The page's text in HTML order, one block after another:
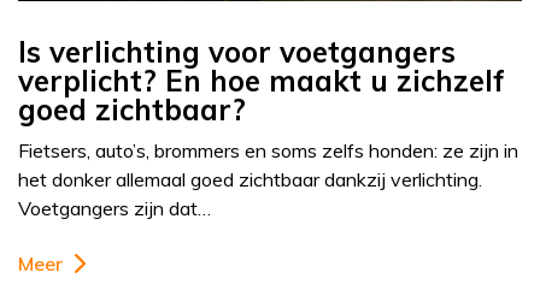
Is verlichting voor voetgangers
verplicht? En hoe maakt u zichzelf
goed zichtbaar?
Fietsers, auto’s, brommers en soms zelfs honden: ze zijn in
het donker allemaal goed zichtbaar dankzij verlichting.
Voetgangers zijn dat…
Meer